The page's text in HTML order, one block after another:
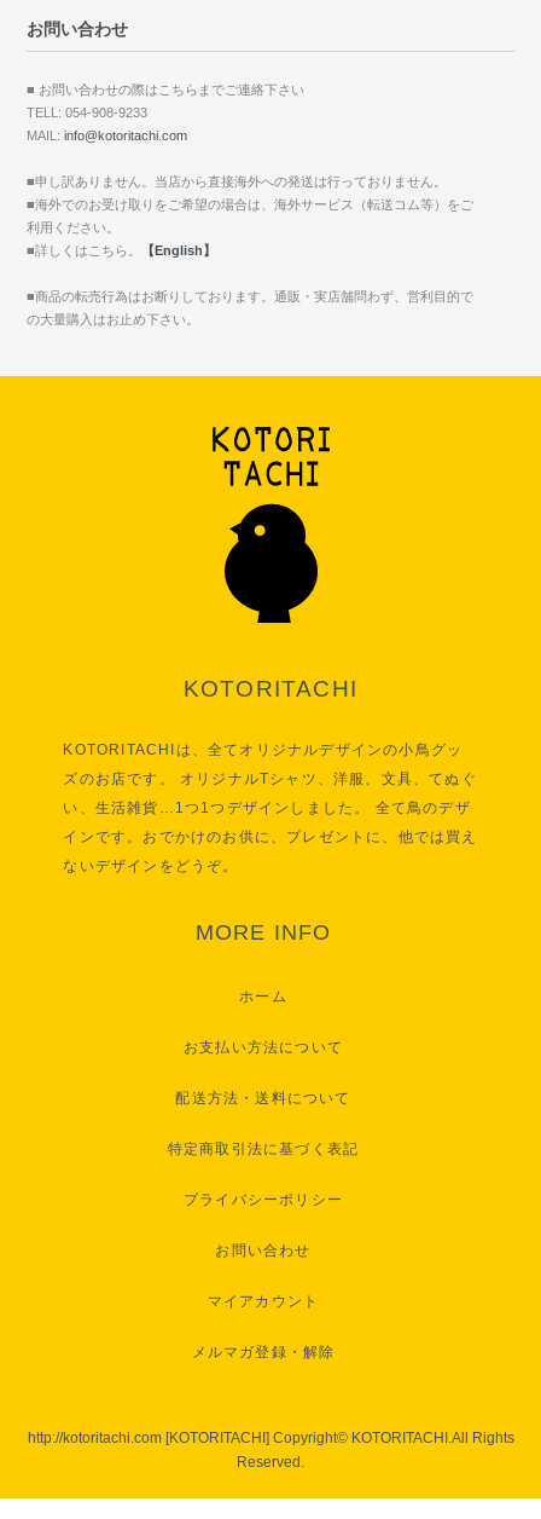
お問い合わせ
■ お問い合わせの際はこちらまでご連絡下さい
TELL: 054-908-9233
MAIL:info@kotoritachi.com
■申し訳ありません。当店から直接海外への発送は行っておりません。
■海外でのお受け取りをご希望の場合は、海外サービス（転送コム等）をご
利用ください。
■詳しくはこちら。
【English】
■商品の転売行為はお断りしております。通販・実店舗問わず、営利目的で
の大量購入はお止め下さい。
KOTORITACHI
KOTORITACHIは、全てオリジナルデザインの小鳥グッ
ズのお店です。 オリジナルTシャツ、洋服、文具、てぬぐ
い、生活雑貨…1つ1つデザインしました。 全て鳥のデザ
インです。おでかけのお供に、プレゼントに、他では買え
ないデザインをどうぞ。
MORE INFO
ホーム
お支払い方法について
配送方法・送料について
特定商取引法に基づく表記
プライバシーポリシー
お問い合わせ
マイアカウント
メルマガ登録・解除
http://kotoritachi.com [KOTORITACHI] Copyright© KOTORITACHI.All Rights
Reserved.